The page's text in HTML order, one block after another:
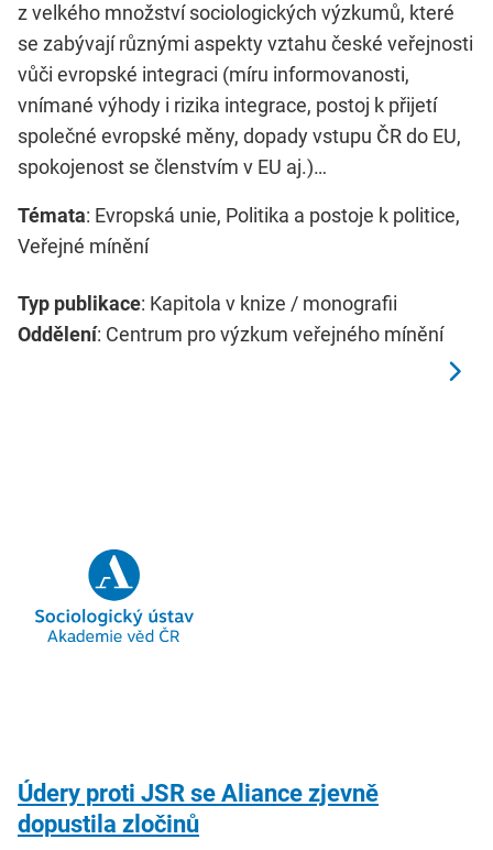
z velkého množství sociologických výzkumů, které
se zabývají různými aspekty vztahu české veřejnosti
vůči evropské integraci (míru informovanosti,
vnímané výhody i rizika integrace, postoj k přijetí
společné evropské měny, dopady vstupu ČR do EU,
spokojenost se členstvím v EU aj.)…
Témata: Evropská unie, Politika a postoje k politice,
Veřejné mínění
Typ publikace: Kapitola v knize / monografii
Oddělení: Centrum pro výzkum veřejného mínění
Údery proti JSR se Aliance zjevně
dopustila zločinů